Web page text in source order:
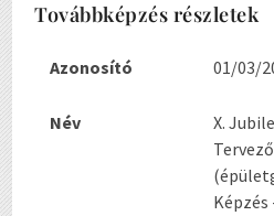
Továbbképzés részletek
Azonosító 01/03/
Név
X.
Képzés